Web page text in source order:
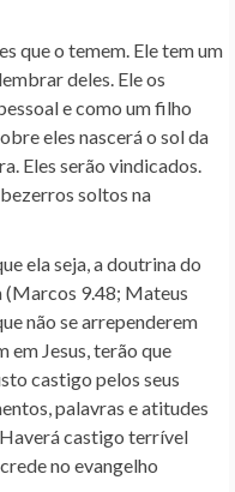
que o temem. Ele tem um
deles. Ele os
e como um filho
eles nascerá o sol da
Eles serão vindicados.
soltos na
ela seja, a doutrina do
9.48; Mateus
não se arrependerem
em Jesus, terão que
castigo pelos seus
palavras e atitudes
castigo terrível
no evangelho